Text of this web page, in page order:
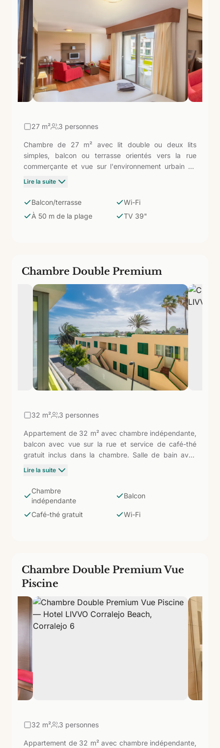
27 m² 3 personnes
Chambre de 27 m² avec lit double ou deux lits
simples, balcon ou terrasse orientés vers la rue
commerçante et vue sur l'environnement urbain de
bien équipée, avec le village littéralement à ses pieds
privilégient l'emplacement sur la vue.
Lire la suite
Balcon/terrasse
Wi-Fi
À 50 m de la plage
TV 39"
Chambre Double Premium
32 m² 3 personnes
Appartement de 32 m² avec chambre indépendante,
balcon avec vue sur la rue et service de café-thé
gratuit inclus dans la chambre. Salle de bain avec
chambre totalement séparée du salon (plus d'intimité
et sensation d'espace) et dans le détail du café-thé
Lire la suite
Chambre
indépendante
Balcon
Café-thé gratuit Wi-Fi
Chambre Double Premium Vue
Piscine
32 m² 3 personnes
Appartement de 32 m² avec chambre indépendante,